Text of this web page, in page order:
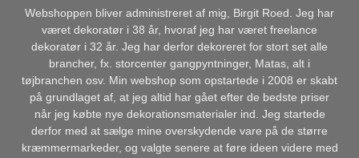
Webshoppen bliver administreret af mig, Birgit Roed. Jeg har
været dekoratør i 38 år, hvoraf jeg har været freelance
dekoratør i 32 år. Jeg har derfor dekoreret for stort set alle
brancher, fx. storcenter gangpyntninger, Matas, alt i
tøjbranchen osv. Min webshop som opstartede i 2008 er skabt
på grundlaget af, at jeg altid har gået efter de bedste priser
når jeg købte nye dekorationsmaterialer ind. Jeg startede
derfor med at sælge mine overskydende vare på de større
kræmmermarkeder, og valgte senere at føre ideen videre med